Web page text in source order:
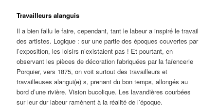
Travailleurs alanguis
Il a bien fallu le faire, cependant, tant le labeur a inspiré le travail
des artistes. Logique : sur une partie des époques couvertes par
l’exposition, les loisirs n’existaient pas ! Et pourtant, en
observant les pièces de décoration fabriquées par la faïencerie
Porquier, vers 1875, on voit surtout des travailleurs et
travailleuses alangui(e) s, prenant du bon temps, allongés au
bord d’une rivière. Vision bucolique. Les lavandières courbées
sur leur dur labeur ramènent à la réalité de l’époque.